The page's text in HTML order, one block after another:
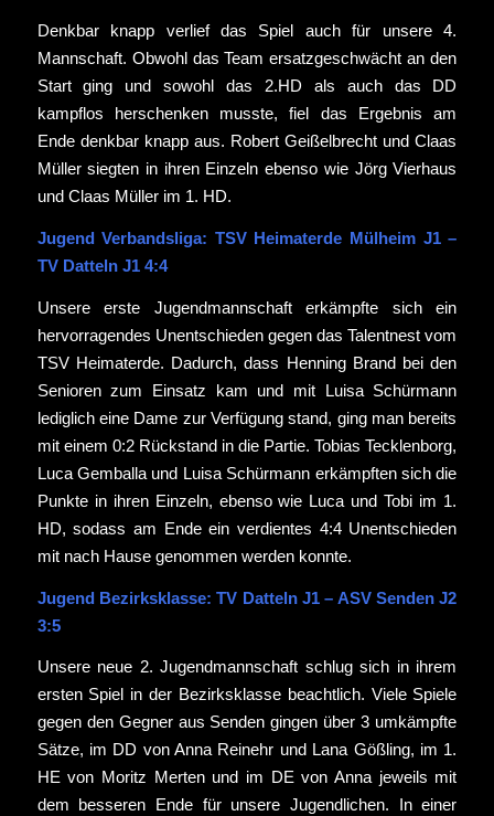
Denkbar knapp verlief das Spiel auch für unsere 4.
Mannschaft. Obwohl das Team ersatzgeschwächt an den
Start ging und sowohl das 2.HD als auch das DD
kampflos herschenken musste, fiel das Ergebnis am
Ende denkbar knapp aus. Robert Geißelbrecht und Claas
Müller siegten in ihren Einzeln ebenso wie Jörg Vierhaus
und Claas Müller im 1. HD.
Jugend Verbandsliga: TSV Heimaterde Mülheim J1 –
TV Datteln J1 4:4
Unsere erste Jugendmannschaft erkämpfte sich ein
hervorragendes Unentschieden gegen das Talentnest vom
TSV Heimaterde. Dadurch, dass Henning Brand bei den
Senioren zum Einsatz kam und mit Luisa Schürmann
lediglich eine Dame zur Verfügung stand, ging man bereits
mit einem 0:2 Rückstand in die Partie. Tobias Tecklenborg,
Luca Gemballa und Luisa Schürmann erkämpften sich die
Punkte in ihren Einzeln, ebenso wie Luca und Tobi im 1.
HD, sodass am Ende ein verdientes 4:4 Unentschieden
mit nach Hause genommen werden konnte.
Jugend Bezirksklasse: TV Datteln J1 – ASV Senden J2
3:5
Unsere neue 2. Jugendmannschaft schlug sich in ihrem
ersten Spiel in der Bezirksklasse beachtlich. Viele Spiele
gegen den Gegner aus Senden gingen über 3 umkämpfte
Sätze, im DD von Anna Reinehr und Lana Gößling, im 1.
HE von Moritz Merten und im DE von Anna jeweils mit
dem besseren Ende für unsere Jugendlichen. In einer